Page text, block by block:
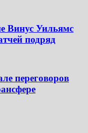
Винус Уильямс
подряд
переговоров